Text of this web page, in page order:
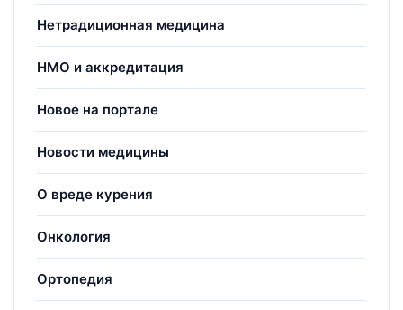
Нетрадиционная медицина
НМО и аккредитация
Новое на портале
Новости медицины
О вреде курения
Онкология
Ортопедия